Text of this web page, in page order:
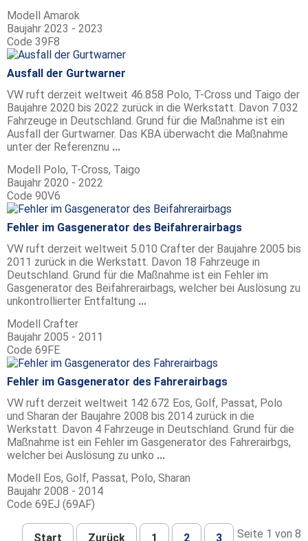
Modell Amarok
Baujahr 2023 - 2023
Code 39F8
Ausfall der Gurtwarner
VW ruft derzeit weltweit 46.858 Polo, T-Cross und Taigo der
Baujahre 2020 bis 2022 zurück in die Werkstatt. Davon 7.032
Fahrzeuge in Deutschland. Grund für die Maßnahme ist ein
Ausfall der Gurtwarner. Das KBA überwacht die Maßnahme
unter der Referenznu ...
Modell Polo, T-Cross, Taigo
Baujahr 2020 - 2022
Code 90V6
Fehler im Gasgenerator des Beifahrerairbags
VW ruft derzeit weltweit 5.010 Crafter der Baujahre 2005 bis
2011 zurück in die Werkstatt. Davon 18 Fahrzeuge in
Deutschland. Grund für die Maßnahme ist ein Fehler im
Gasgenerator des Beifahrerairbags, welcher bei Auslösung zu
unkontrollierter Entfaltung ...
Modell Crafter
Baujahr 2005 - 2011
Code 69FE
Fehler im Gasgenerator des Fahrerairbags
VW ruft derzeit weltweit 142.672 Eos, Golf, Passat, Polo
und Sharan der Baujahre 2008 bis 2014 zurück in die
Werkstatt. Davon 4 Fahrzeuge in Deutschland. Grund für die
Maßnahme ist ein Fehler im Gasgenerator des Fahrerairbgs,
welcher bei Auslösung zu unko ...
Modell Eos, Golf, Passat, Polo, Sharan
Baujahr 2008 - 2014
Code 69EJ (69AF)
Seite 1 von 8
Start Zurück 1 2 3